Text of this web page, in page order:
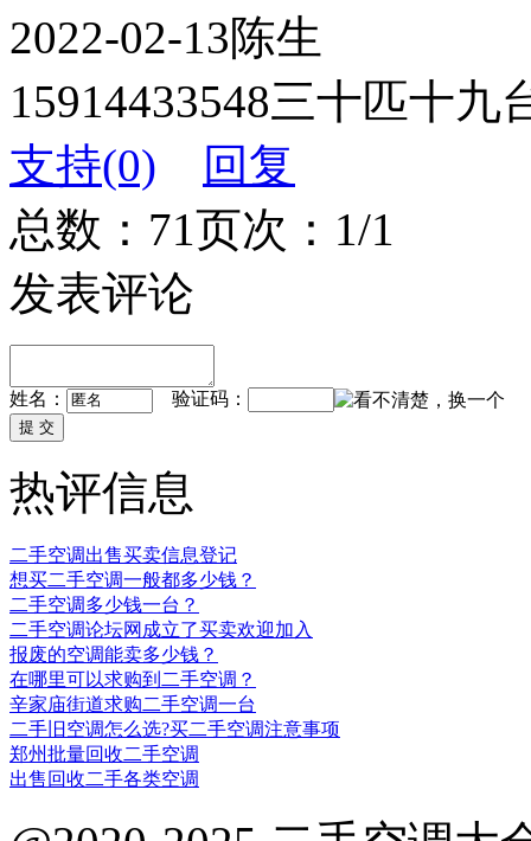
2022-02-13陈生
15914433548三十匹十九
支持(0)
回复
总数：71页次：1/1
发表评论
姓名： 验证码：
热评信息
二手空调出售买卖信息登记
想买二手空调一般都多少钱？
二手空调多少钱一台？
二手空调论坛网成立了买卖欢迎加入
报废的空调能卖多少钱？
在哪里可以求购到二手空调？
辛家庙街道求购二手空调一台
二手旧空调怎么选?买二手空调注意事项
郑州批量回收二手空调
出售回收二手各类空调